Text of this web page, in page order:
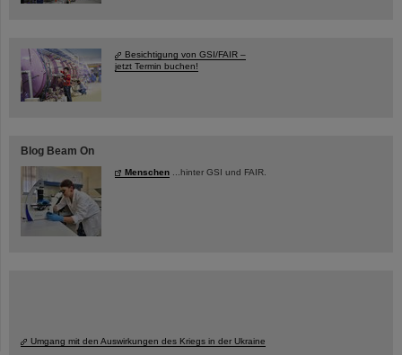
Besichtigung von GSI/FAIR –
jetzt Termin buchen!
Blog Beam On
Menschen ...hinter GSI und FAIR.
Umgang mit den Auswirkungen des Kriegs in der Ukraine